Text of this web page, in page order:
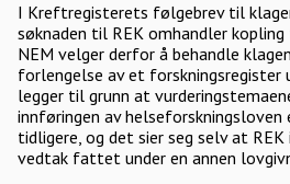
I Kreftregisterets følgebrev til
søknaden til REK omhandler
NEM velger derfor å behandle
forlengelse av et forskningsregister
legger til grunn at
innføringen av helseforskningsloven
tidligere, og det sier seg selv at
vedtak fattet under en annen